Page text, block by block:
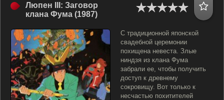
Люпен III: Заговор
клана Фума (1987)
С традиционной японской
свадебной церемонии
похищена невеста. Злые
ниндзя из клана Фума
забрали ее, чтобы получить
доступ к древнему
сокровищу. Вот только к
несчастью похитителей